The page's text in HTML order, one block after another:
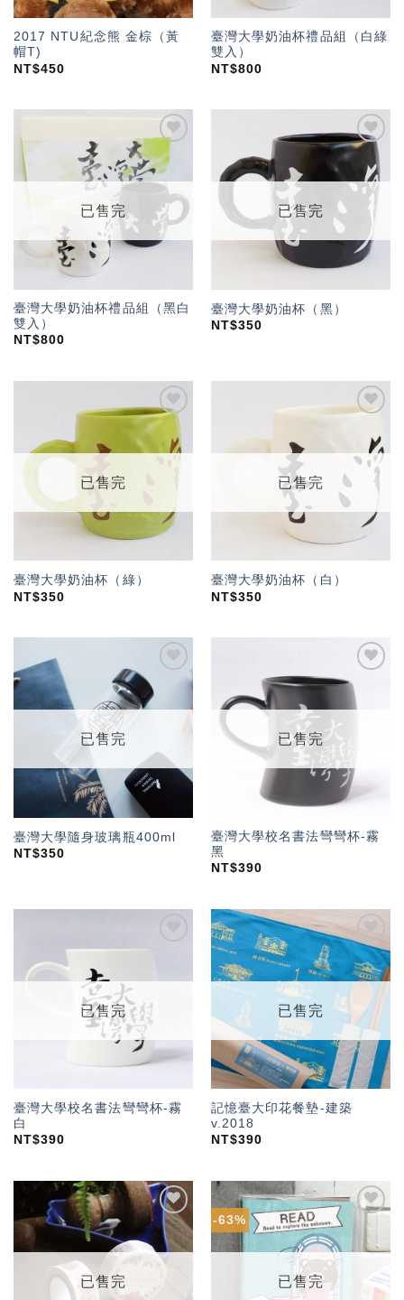
2017 NTU紀念熊 金棕（黃
帽T)
NT$450
臺灣大學奶油杯禮品組（白綠
雙入）
NT$800
加入
「願
望輕
單」
已售完
臺灣大學奶油杯禮品組（黑白
雙入）
NT$800
加入
「願
望輕
單」
已售完
臺灣大學奶油杯（黑）
NT$350
加入
「願
望輕
已售完
臺灣大學奶油杯（綠）
NT$350
「願
望輕
單」
已售完
臺灣大學奶油杯（白）
NT$350
望輕
已售完
臺灣大學隨身玻璃瓶400ml
NT$350
已售完
臺灣大學校名書法彎彎杯-霧
黑
NT$390
望輕
已售完
臺灣大學校名書法彎彎杯-霧
白
NT$390
加入
「願
望輕
已售完
記憶臺大印花餐墊-建築
v.2018
NT$390
加入
「願
望輕
單」
已售完
-63%
望輕
已售完